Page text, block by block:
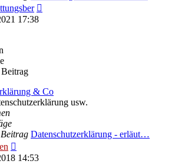
17:38
& Co
usw.
Datenschutzerklärung - erläut…
Beitrag
14:53